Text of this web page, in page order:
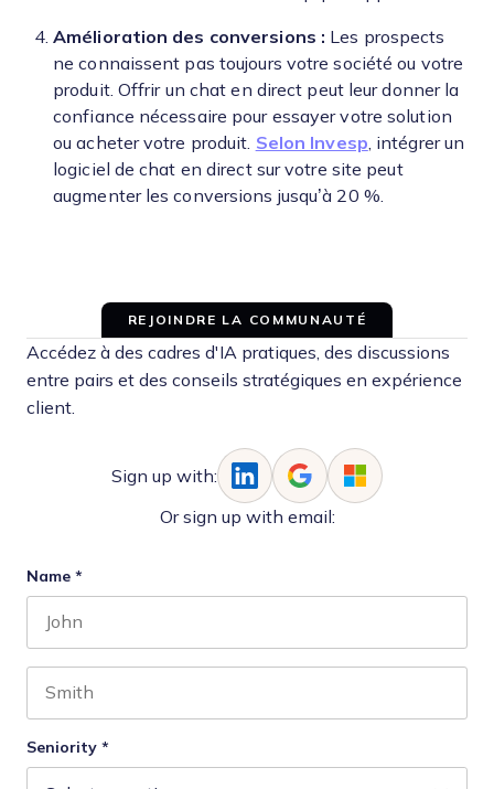
Amélioration des conversions : Les prospects
ne connaissent pas toujours votre société ou votre
produit. Offrir un chat en direct peut leur donner la
confiance nécessaire pour essayer votre solution
ou acheter votre produit. Selon Invesp , intégrer un
logiciel de chat en direct sur votre site peut
augmenter les conversions jusqu’à 20 %.
REJOINDRE LA COMMUNAUTÉ
Accédez à des cadres d'IA pratiques, des discussions
entre pairs et des conseils stratégiques en expérience
client.
Sign up with:
Or sign up with email:
Name *
Seniority *